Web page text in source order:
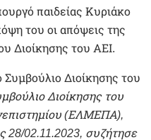
παιδείας Κυριάκο
του οι απόψεις της
Διοίκησης του ΑΕΙ.
Διοίκησης του
Διοίκησης του
(ΕΛΜΕΠΑ),
28/02.11.2023, συζήτησε